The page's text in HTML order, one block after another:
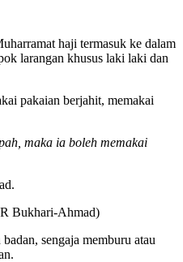
haji termasuk ke dalam
larangan khusus laki laki dan
pakaian berjahit, memakai
maka ia boleh memakai
Bukhari-Ahmad)
sengaja memburu atau